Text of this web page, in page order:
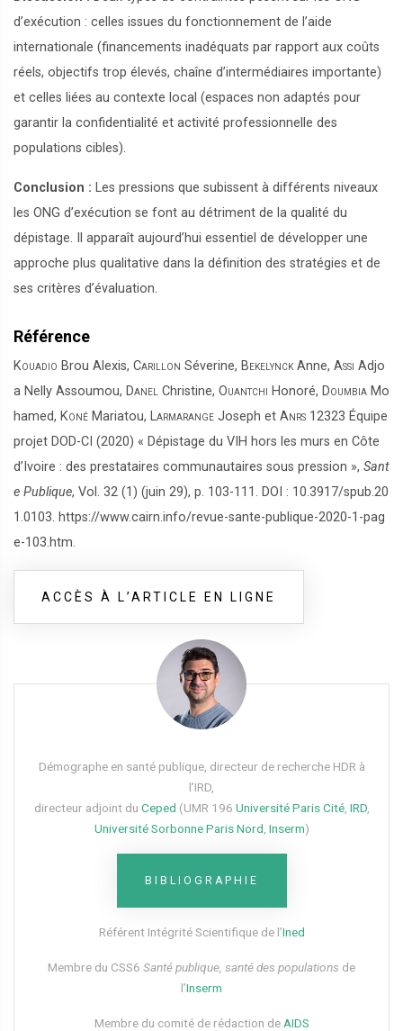
d’exécution : celles issues du fonctionnement de l’aide
internationale (financements inadéquats par rapport aux coûts
réels, objectifs trop élevés, chaîne d’intermédiaires importante)
et celles liées au contexte local (espaces non adaptés pour
garantir la confidentialité et activité professionnelle des
populations cibles).
Conclusion : Les pressions que subissent à différents niveaux
les ONG d’exécution se font au détriment de la qualité du
dépistage. Il apparaît aujourd’hui essentiel de développer une
approche plus qualitative dans la définition des stratégies et de
ses critères d’évaluation.
Référence
Kouadio Brou Alexis, Carillon Séverine, BekelynckAnne, Assi Adjo
a Nelly Assoumou, Danel Christine, Ouantchi Honoré, Doumbia Mo
hamed, Koné Mariatou, Larmarange Joseph et Anrs 12323 Équipe
projet DOD-CI (2020) « Dépistage du VIH hors les murs en Côte
d’Ivoire : des prestataires communautaires sous pression », Sant
e Publique, Vol. 32 (1) (juin 29), p. 103-111. DOI : 10.3917/spub.20
1.0103. https://www.cairn.info/revue-sante-publique-2020-1-pag
e-103.htm.
ACCÈS À L’ARTICLE EN LIGNE
Démographe en santé publique, directeur de recherche HDR à
l’IRD,
directeur adjoint du Ceped (UMR 196 Université Paris Cité, IRD,
Université Sorbonne Paris Nord Inserm)
BIBLIOGRAPHIE
Référent Intégrité Scientifique de l’Ined
Membre du CSS6​ Santé publique, santé des populations de
l’Inserm
Membre du comité de rédaction de AIDS